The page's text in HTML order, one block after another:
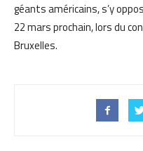
géants américains, s’y
22 mars prochain, lors du
Bruxelles.